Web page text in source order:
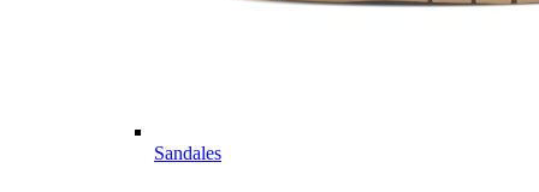
Sandales